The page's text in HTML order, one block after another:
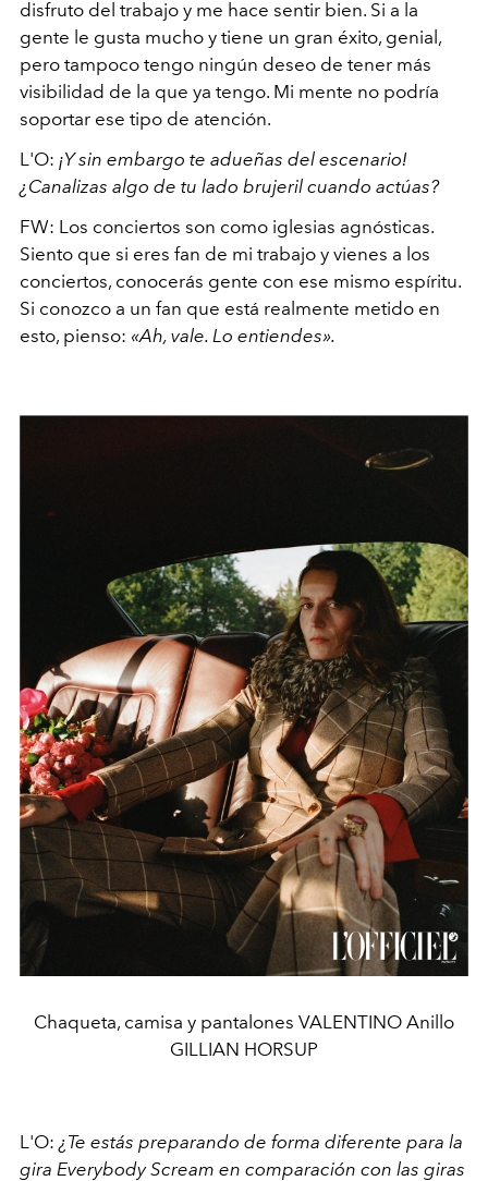
disfruto del trabajo y me hace sentir bien. Si a la
gente le gusta mucho y tiene un gran éxito, genial,
pero tampoco tengo ningún deseo de tener más
visibilidad de la que ya tengo. Mi mente no podría
soportar ese tipo de atención.
L'O: ¡Y sin embargo te adueñas del escenario!
¿Canalizas algo de tu lado brujeril cuando actúas?
FW: Los conciertos son como iglesias agnósticas.
Siento que si eres fan de mi trabajo y vienes a los
conciertos, conocerás gente con ese mismo espíritu.
Si conozco a un fan que está realmente metido en
esto, pienso: «Ah, vale. Lo entiendes».
Chaqueta, camisa y pantalones VALENTINO Anillo
GILLIAN HORSUP
L'O: ¿Te estás preparando de forma diferente para la
gira Everybody Scream en comparación con las giras